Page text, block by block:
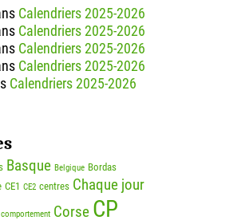
Calendriers 2025-2026
Calendriers 2025-2026
Calendriers 2025-2026
Calendriers 2025-2026
Calendriers 2025-2026
Basque Belgique Bordas
CE1 CE2 centres Chaque jour
comportement Corse CP